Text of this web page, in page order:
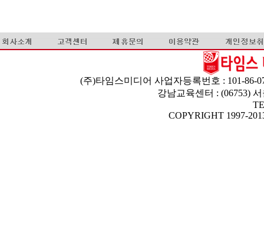
(주)타임스미디어 사업자등록번호 : 101-86-
강남교육센터 : (06753)
COPYRIGHT 1997-